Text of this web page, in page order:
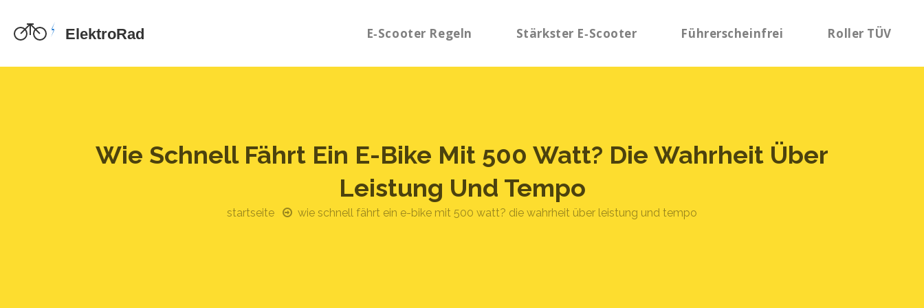
E‑Scooter Regeln Stärkster E‑Scooter Führerscheinfrei Roller TÜV
Wie Schnell Fährt Ein E-Bike Mit 500 Watt? Die Wahrheit Über
Leistung Und Tempo
startseite wie schnell fährt ein e-bike mit 500 watt? die wahrheit über leistung und tempo